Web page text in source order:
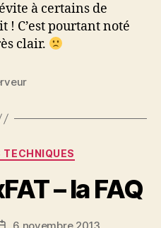
à certains de
! C’est pourtant noté
clair.
Catégories
– la FAQ
6 novembre 2013